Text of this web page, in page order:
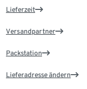
Lieferzeit
Versandpartner
Packstation
Lieferadresse ändern